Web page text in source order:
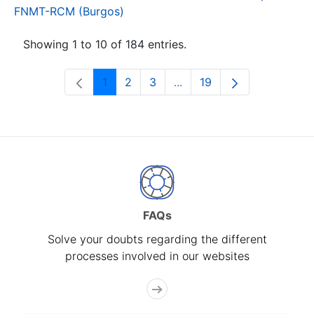
FNMT-RCM (Burgos)
Showing 1 to 10 of 184 entries.
Page
1 Page
2 Page
3 ...Intermediate Pages Use
Page
19
FAQs
Solve your doubts regarding the different
processes involved in our websites